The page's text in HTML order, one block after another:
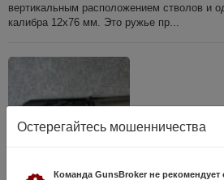
вертикальным расположением стволов и
калибра 12х76 мм. Это ружье пр...
Остерегайтесь мошенничества
Команда GunsBroker не рекомендует